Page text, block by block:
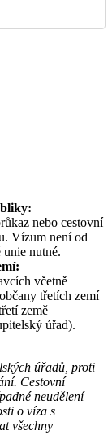
nebo cestovní
Vízum není od
nutné.
včetně
třetích zemí
země
úřad).
úřadů, proti
Cestovní
neudělení
o víza s
všechny